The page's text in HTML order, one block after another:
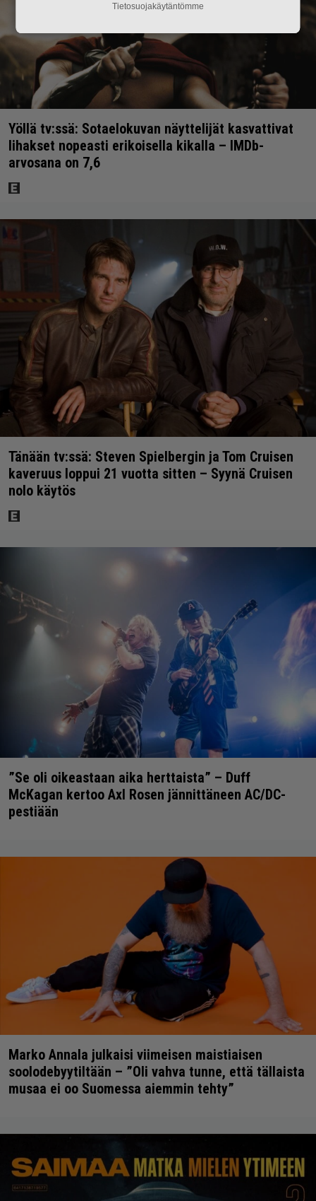
Yöllä tv:ssä: Sotaelokuvan näyttelijät kasvattivat
lihakset nopeasti erikoisella kikalla – IMDb-
arvosana on 7,6
Tänään tv:ssä: Steven Spielbergin ja Tom Cruisen
kaveruus loppui 21 vuotta sitten – Syynä Cruisen
nolo käytös
”Se oli oikeastaan aika herttaista” – Duff
McKagan kertoo Axl Rosen jännittäneen AC/DC-
pestiään
Marko Annala julkaisi viimeisen maistiaisen
soolodebyytiltään – ”Oli vahva tunne, että tällaista
musaa ei oo Suomessa aiemmin tehty”
Tietosuojakäytäntömme